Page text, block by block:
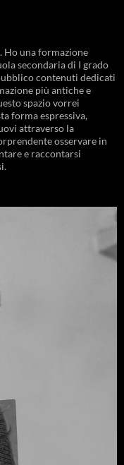
Ho una formazione
secondaria di I grado
contenuti dedicati
più antiche e
spazio vorrei
forma espressiva,
attraverso la
osservare in
e raccontarsi